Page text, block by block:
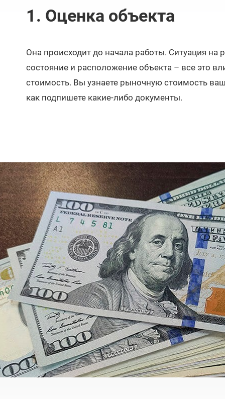
1. Оценка объекта
Она происходит до начала работы. Ситуация
состояние и расположение объекта – все это
стоимость. Вы узнаете рыночную стоимость
как подпишете какие-либо документы.